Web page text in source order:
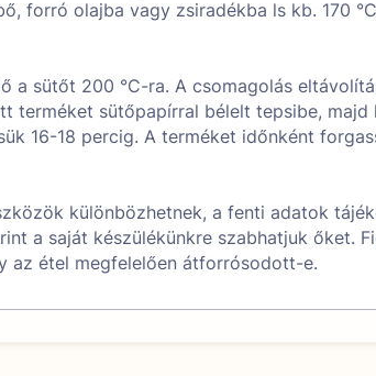
forró olajba vagy zsiradékba ls kb. 170
a sütőt 200 °C-ra. A csomagolás
terméket sütőpapírral bélelt tepsibe, majd
16-18 percig. A terméket időnként
különbözhetnek, a fenti adatok
a saját készülékünkre szabhatjuk őket.
az étel megfelelően átforrósodott-e.